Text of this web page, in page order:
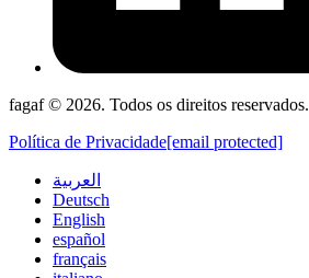
fagaf © 2026. Todos os direitos reservados.
Política de Privacidade[email protected]
العربية
Deutsch
English
español
français